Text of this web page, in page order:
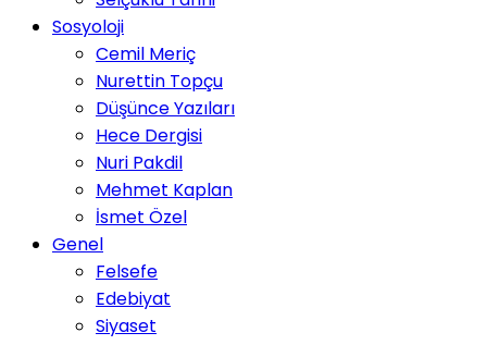
Sosyoloji
Cemil Meriç
Nurettin Topçu
Düşünce Yazıları
Hece Dergisi
Nuri Pakdil
Mehmet Kaplan
İsmet Özel
Genel
Felsefe
Edebiyat
Siyaset